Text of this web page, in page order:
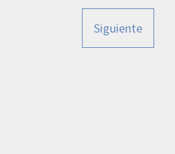
Siguiente